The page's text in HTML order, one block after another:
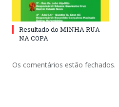
Resultado do MINHA RUA
NA COPA
Os comentários estão fechados.